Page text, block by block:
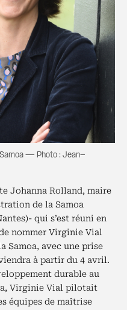
— Photo : Jean-
Johanna Rolland, maire
de la Samoa
qui s’est réuni en
nommer Virginie Vial
Samoa, avec une prise
à partir du 4 avril.
durable au
Virginie Vial pilotait
équipes de maîtrise